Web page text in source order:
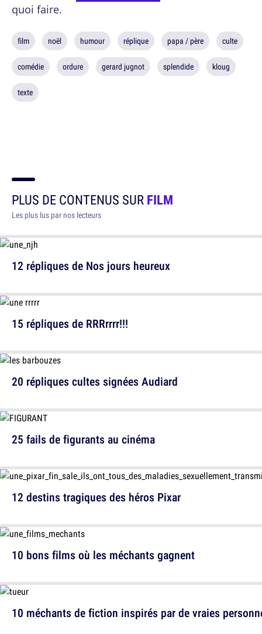
quoi faire.
film noël humour réplique papa / père culte
comédie ordure gerard jugnot splendide kloug
texte
PLUS DE CONTENUS SURFILM
Les plus lus par nos lecteurs
12 répliques de Nos jours heureux
20 répliques cultes signées Audiard
12 destins tragiques des héros Pixar
10 méchants de fiction inspirés par de vraies
15 répliques de RRRrrrr!!!
25 fails de figurants au cinéma
10 bons films où les méchants gagnent